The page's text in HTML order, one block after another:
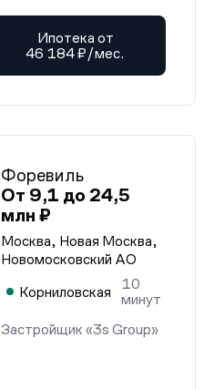
Ипотека от
46 184 ₽/мес.
Форевиль
От 9,1 до 24,5
млн ₽
Москва, Новая Москва,
Новомосковский АО
Корниловская
10
минут
Застройщик «3s Group»